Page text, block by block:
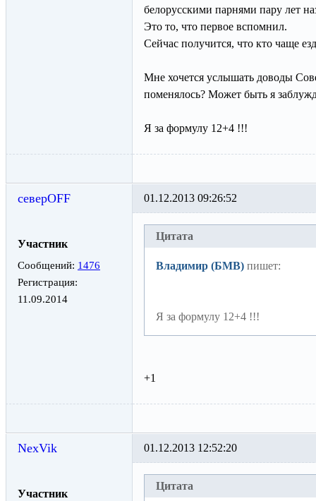
белорусскими парнями пару лет
Это то, что первое вспомнил.
Сейчас получится, что кто чаще
Мне хочется услышать доводы
поменялось? Может быть я
Я за формулу 12+4 !!!
северOFF
Участник
Сообщений: 1476
Регистрация:
11.09.2014
01.12.2013 09:26:52
Цитата
Владимир (БМВ) пишет:
Я за формулу 12+4 !!!
+1
NexVik
Участник
01.12.2013 12:52:20
Цитата